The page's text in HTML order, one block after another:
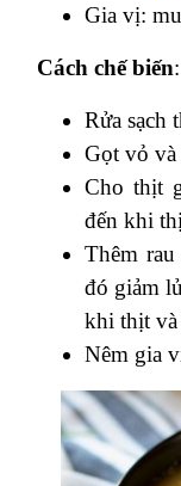
Gia vị:
Cách chế biến:
Rửa sạch
Gọt vỏ và
Cho thịt
đến khi
Thêm
đó giảm
khi thịt và
Nêm gia